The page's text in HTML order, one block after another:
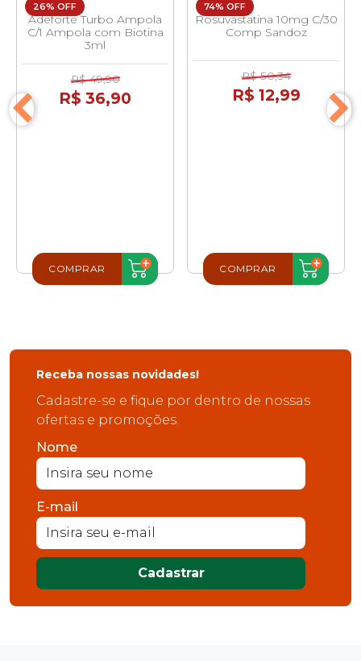
26% OFF
Adeforte Turbo Ampola
C/1 Ampola com Biotina
3ml
R$ 49,90
R$ 36,90
COMPRAR
74% OFF
Rosuvastatina 10mg C/30
Comp Sandoz
R$ 50,34
R$ 12,99
COMPRAR
Receba nossas novidades!
Cadastre-se e fique por dentro de nossas
ofertas e promoções.
Nome
E-mail
Cadastrar